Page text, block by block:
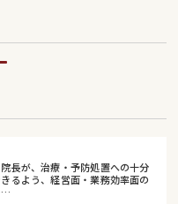
院長が、治療・予防処置への十分
るよう、経営面・業務効率面の